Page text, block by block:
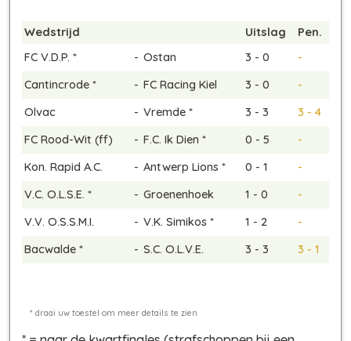
Wedstrijd Uitslag
Pen.
FC V.D.P. *
- Ostan 3 - 0
-
Cantincrode *
- FC Racing Kiel 3 - 0
-
Olvac
- Vremde * 3 - 3
3 - 4
FC Rood-Wit (ff)
- F.C. Ik Dien * 0 - 5
-
Kon. Rapid A.C.
- Antwerp Lions * 0 - 1
-
V.C. O.L.S.E. *
- Groenenhoek 1 - 0
-
V.V. O.S.S.M.I.
- V.K. Simikos * 1 - 2
-
Bacwalde *
- S.C. O.L.V.E. 3 - 3 3 - 1